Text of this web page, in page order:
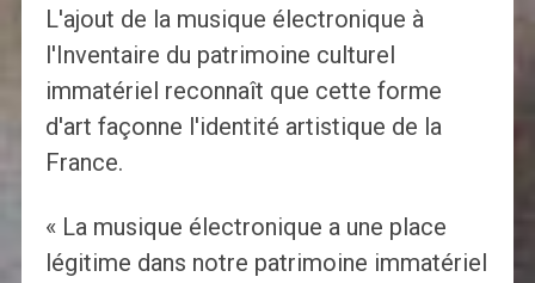
L'ajout de la musique électronique à
l'Inventaire du patrimoine culturel
immatériel reconnaît que cette forme
d'art façonne l'identité artistique de la
France.
« La musique électronique a une place
légitime dans notre patrimoine immatériel